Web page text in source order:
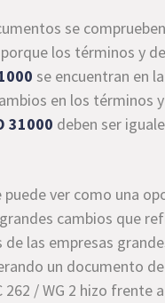
se
los términos y
se encuentran en
en los términos
31000 deben ser
puede ver como una
cambios que
de las empresas
un documento
262 / WG 2 hizo frente